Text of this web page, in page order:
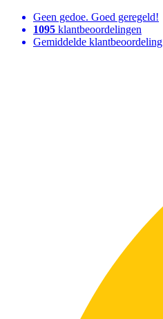
Geen gedoe. Goed geregeld!
1095 klantbeoordelingen
Gemiddelde klantbeoordeling